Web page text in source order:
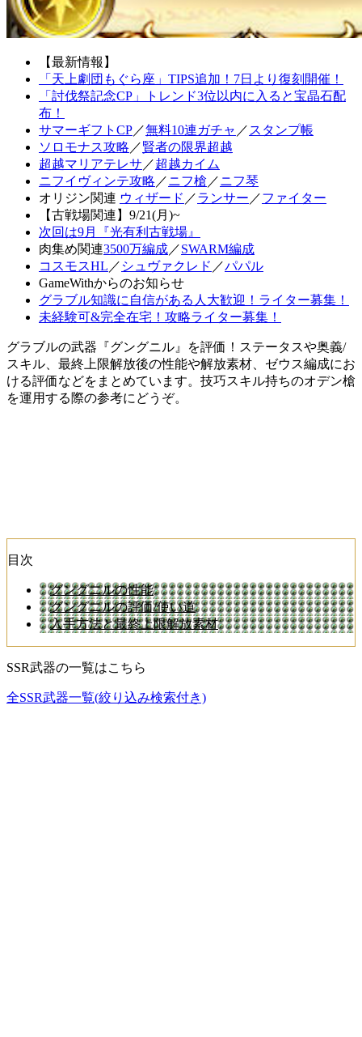
【最新情報】
「天上劇団もぐら座」TIPS追加！7日より復刻開催！
「討伐祭記念CP」トレンド3位以内に入ると宝晶石配
布！
サマーギフトCP／無料10連ガチャ ／ スタンプ帳
ソロモナス攻略 ／賢者の限界超越
超越マリアテレサ ／超越カイム
ニフイヴィンテ攻略 ／ニフ槍 ／ニフ琴
オリジン関連 ウィザード ／ランサー ／ファイター
【古戦場関連】9/21(月)~
次回は9月『光有利古戦場』
肉集め関連3500万編成／SWARM編成
コスモスHL ／ シュヴァクレド ／パパル
GameWithからのお知らせ
グラブル知識に自信がある人大歓迎！ライター募集！
未経験可&完全在宅！攻略ライター募集！
グラブルの武器『グングニル』を評価！ステータスや奥義/
スキル、最終上限解放後の性能や解放素材、ゼウス編成にお
ける評価などをまとめています。技巧スキル持ちのオデン槍
を運用する際の参考にどうぞ。
目次
グングニルの性能
グングニルの評価/使い道
入手方法と最終上限解放素材
SSR武器の一覧はこちら
全SSR武器一覧(絞り込み検索付き)